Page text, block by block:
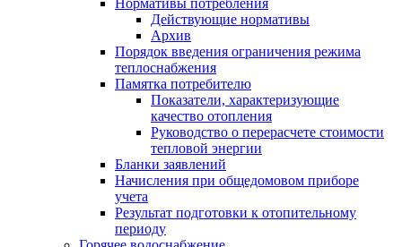
Нормативы потребления
Действующие нормативы
Архив
Порядок введения ограничения режима
теплоснабжения
Памятка потребителю
Показатели, характеризующие
качество отопления
Руководство о перерасчете стоимости
тепловой энергии
Бланки заявлений
Начисления при общедомовом приборе
учета
Результат подготовки к отопительному
периоду